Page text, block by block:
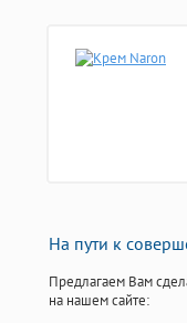
На пути к
Предлагаем Вам
на нашем сайте: